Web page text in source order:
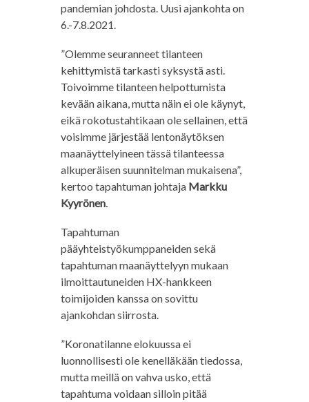
pandemian johdosta. Uusi ajankohta on
6.-7.8.2021.
”Olemme seuranneet tilanteen
kehittymistä tarkasti syksystä asti.
Toivoimme tilanteen helpottumista
kevään aikana, mutta näin ei ole käynyt,
eikä rokotustahtikaan ole sellainen, että
voisimme järjestää lentonäytöksen
maanäyttelyineen tässä tilanteessa
alkuperäisen suunnitelman mukaisena”,
kertoo tapahtuman johtaja Markku
Kyyrönen.
Tapahtuman
pääyhteistyökumppaneiden sekä
tapahtuman maanäyttelyyn mukaan
ilmoittautuneiden HX-hankkeen
toimijoiden kanssa on sovittu
ajankohdan siirrosta.
”Koronatilanne elokuussa ei
luonnollisesti ole kenelläkään tiedossa,
mutta meillä on vahva usko, että
tapahtuma voidaan silloin pitää